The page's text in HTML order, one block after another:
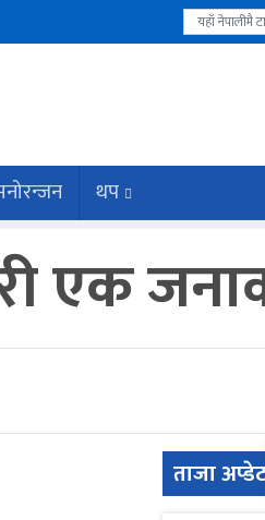
थप
एक
ताजा